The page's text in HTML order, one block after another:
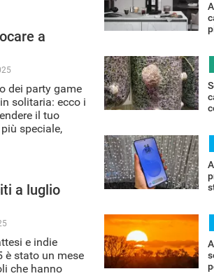
a
dei party game
solitaria: ecco i
il tuo
speciale,
a luglio
e indie
è stato un mese
che hanno